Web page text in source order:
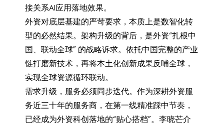
接关系AI应用落地效果。
外资对底层基建的严苛要求，本质上是数智化转
型的必然结果。架构升级的背后，是外资“扎根中
国、联动全球” 的战略诉求。依托中国完整的产业
链打磨新技术，再将本土化创新成果反哺全球，
实现全球资源循环联动。
需求升级，服务必须同步迭代。作为深耕外资服
务近三十年的服务商，在第一线精准踩中节奏，
已经成为外资科创落地的“贴心搭档”。李晓芒介